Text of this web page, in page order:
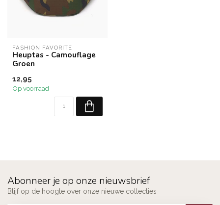
FASHION FAVORITE
Heuptas - Camouflage
Groen
12,95
Op voorraad
Abonneer je op onze nieuwsbrief
Blijf op de hoogte over onze nieuwe collecties